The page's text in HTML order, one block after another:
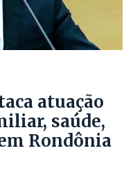
atuação
saúde,
Rondônia